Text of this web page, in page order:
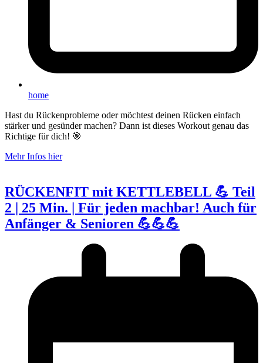
home
Hast du Rückenprobleme oder möchtest deinen Rücken einfach
stärker und gesünder machen? Dann ist dieses Workout genau das
Richtige für dich! 🎯
Mehr Infos hier
RÜCKENFIT mit KETTLEBELL 💪 Teil
2 | 25 Min. | Für jeden machbar! Auch für
Anfänger & Senioren 💪💪💪